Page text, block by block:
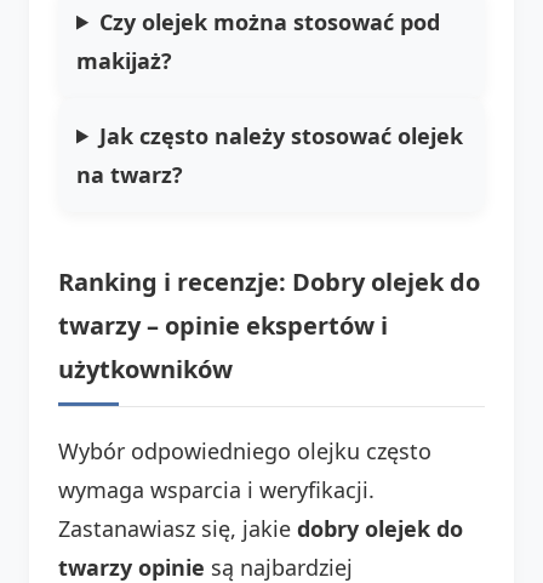
Czy olejek można stosować pod
makijaż?
Jak często należy stosować olejek
na twarz?
Ranking i recenzje: Dobry olejek do
twarzy – opinie ekspertów i
użytkowników
Wybór odpowiedniego olejku często
wymaga wsparcia i weryfikacji.
Zastanawiasz się, jakie dobry olejek do
twarzy opinie są najbardziej